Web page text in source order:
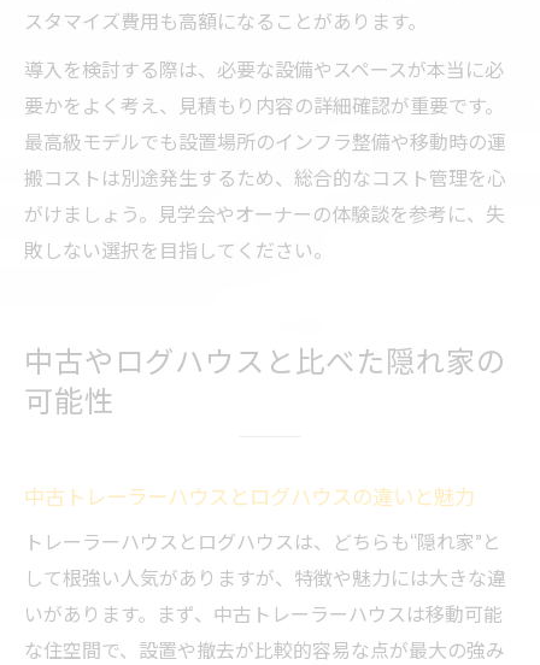
スタマイズ費用も高額になることがあります。
導入を検討する際は、必要な設備やスペースが本当に必
要かをよく考え、見積もり内容の詳細確認が重要です。
最高級モデルでも設置場所のインフラ整備や移動時の運
搬コストは別途発生するため、総合的なコスト管理を心
がけましょう。見学会やオーナーの体験談を参考に、失
敗しない選択を目指してください。
中古やログハウスと比べた隠れ家の
可能性
中古トレーラーハウスとログハウスの違いと魅力
トレーラーハウスとログハウスは、どちらも“隠れ家”と
して根強い人気がありますが、特徴や魅力には大きな違
いがあります。まず、中古トレーラーハウスは移動可能
な住空間で、設置や撤去が比較的容易な点が最大の強み